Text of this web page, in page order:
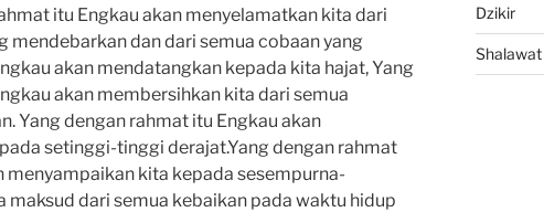
itu Engkau akan menyelamatkan kita dari
mendebarkan dan dari semua cobaan yang
akan mendatangkan kepada kita hajat, Yang
akan membersihkan kita dari semua
Yang dengan rahmat itu Engkau akan
setinggi-tinggi derajat.Yang dengan rahmat
menyampaikan kita kepada sesempurna-
maksud dari semua kebaikan pada waktu hidup
Dzikir
Shalawat